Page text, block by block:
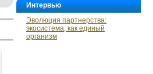
Интервью
Эволюция партнерства:
экосистема, как единый
организм